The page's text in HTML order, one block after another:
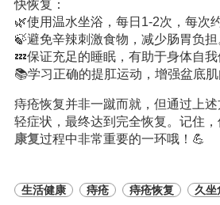
快恢复：
🌿使用温水坐浴，每日1-2次，每次
🍃避免辛辣刺激食物，减少肠胃负担
💤保证充足的睡眠，有助于身体自我
📚学习正确的提肛运动，增强盆底肌
痔疮恢复并非一蹴而就，但通过上
轻症状，最终达到完全恢复。记住
康复过程中非常重要的一环哦！💪
生活健康 痔疮 痔疮恢复 久坐